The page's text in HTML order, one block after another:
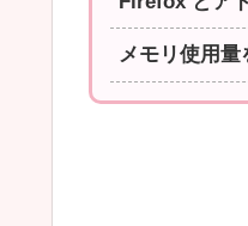
メモリ使用量